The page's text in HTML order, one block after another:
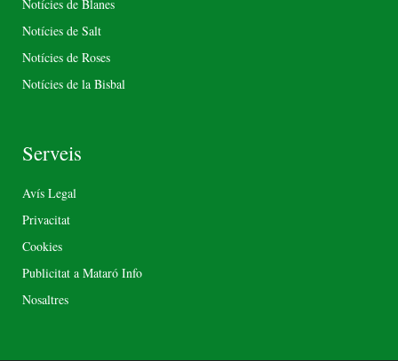
Notícies de Blanes
Notícies de Salt
Notícies de Roses
Notícies de la Bisbal
Serveis
Avís Legal
Privacitat
Cookies
Publicitat a Mataró Info
Nosaltres